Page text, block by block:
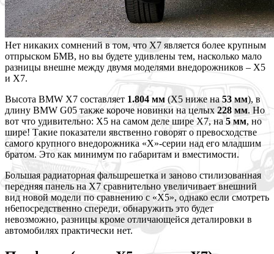
Нет никаких сомнений в том, что X7 является более крупным
отпрыском БМВ, но вы будете удивлены тем, насколько мало
разницы внешне между двумя моделями внедорожников – X5
и X7.
Высота BMW X7 составляет 1.804 мм (X5 ниже на53 мм), в
длину BMW G05 также короче новинки на целых 228 мм. Но
вот что удивительно: X5 на самом деле шире X7, на5 мм, но
шире! Такие показатели явственно говорят о превосходстве
самого крупного внедорожника «X»-серии над его младшим
братом. Это как минимум по габаритам и вместимости.
Большая радиаторная фальшрешетка и заново стилизованная
передняя панель на X7 сравнительно увеличивает внешний
вид новой модели по сравнению с «X5», однако если смотреть
н6епосредственно спереди, обнаружить это будет
невозможно, разницы кроме отличающейся деталировки в
автомобилях практически нет.